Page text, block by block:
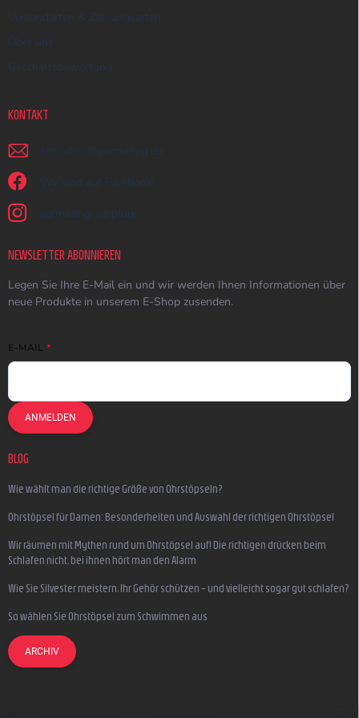
Versandarten & Zahlungsarten
Über uns
Geschäftsbewertung
KONTAKT
schreiben @ earmazing.de
Wir sind auf Facebook!
earmazing_earplugs
NEWSLETTER ABONNIEREN
Legen Sie Ihre E-Mail ein und wir werden Ihnen Informationen über
neue Produkte in unserem E-Shop zusenden.
E-MAIL
ANMELDEN
BLOG
Wie wählt man die richtige Größe von Ohrstöpseln?
Ohrstöpsel für Damen: Besonderheiten und Auswahl der richtigen Ohrstöpsel
Wir räumen mit Mythen rund um Ohrstöpsel auf! Die richtigen drücken beim
Schlafen nicht, bei ihnen hört man den Alarm
Wie Sie Silvester meistern, Ihr Gehör schützen – und vielleicht sogar gut schlafen?
So wählen Sie Ohrstöpsel zum Schwimmen aus
ARCHIV